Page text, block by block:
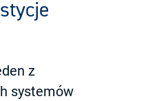
z
systemów